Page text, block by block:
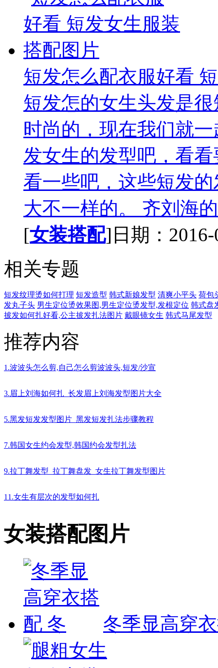
短发怎么配衣服好看
短发怎的女生头发是
时尚的，现在我们就
发女生的发型吧，看
看一些吧，这些短发
大不一样的。 齐刘海
[女装搭配]日期：2016-
相关专题
短发纹理烫如何打理 短发造型 韩式新娘发型 清爽小平头 荷包
发丸子头 男生定位烫效果图,男生定位烫发型,发根定位 韩式盘
披发如何扎好看,公主披发扎法图片 戴眼镜女生 韩式马尾发型
推荐内容
1.波波头怎么剪,自己怎么剪波波头,短发/沙宣
3.眉上刘海如何扎_长发眉上刘海发型图片大全
5.黑发短发发型图片_黑发短发扎法步骤教程
7.韩国女生约会发型,韩国约会发型扎法
9.拉丁舞发型_拉丁舞盘发_女生拉丁舞发型图片
11.女生有层次的发型如何扎
女装搭配图片
冬季显高穿